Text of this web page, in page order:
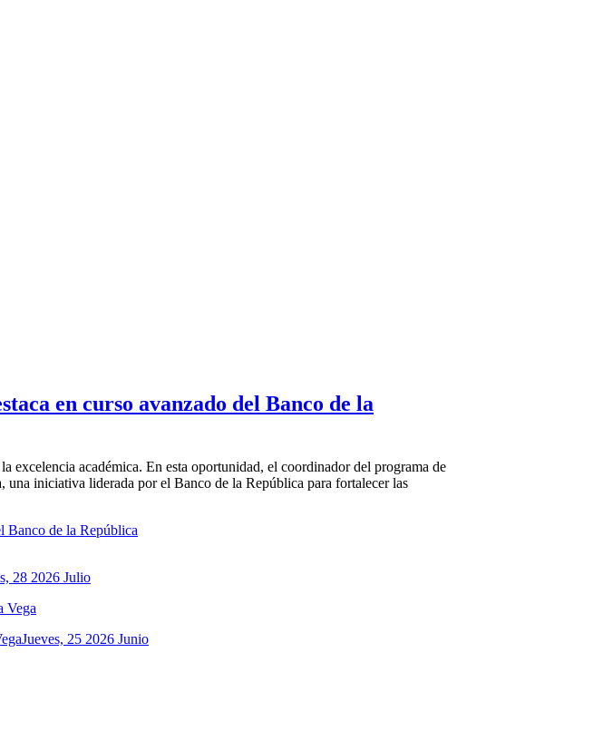
en curso avanzado del Banco de la
académica. En esta oportunidad, el coordinador del programa de
iniciativa liderada por el Banco de la República para fortalecer las
28 2026 Julio
Jueves, 25 2026 Junio